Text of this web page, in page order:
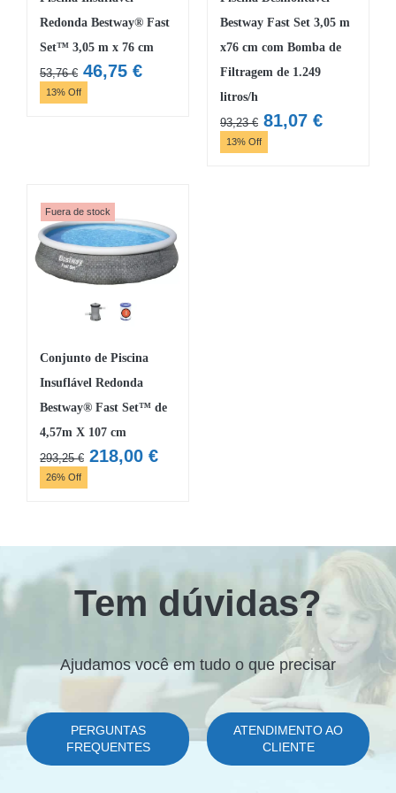
Redonda Bestway® Fast
Set™ 3,05 m x 76 cm
53,76€ O
46,75 €O
13% Off
Bestway Fast Set 3,05 m
x76 cm com Bomba de
Filtragem de 1.249
litros/h
93,23€ O
81,07 €O
13% Off
Fuera de stock
Conjunto de Piscina
Insuflável Redonda
Bestway® Fast Set™ de
4,57m X 107 cm
293,25€ O
218,00 €O
26% Off
Tem dúvidas?
Ajudamos você em tudo o que precisar
PERGUNTAS
FREQUENTES
ATENDIMENTO AO
CLIENTE